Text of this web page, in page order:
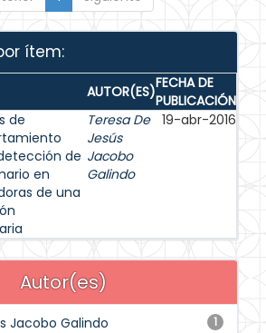
ítem:
AUTOR(ES)FECHA DE
PUBLICACIÓN
de
de
en
de una
Teresa De
Jesús
Jacobo
Galindo
19-abr-2016
Autor(es)
1
Jacobo Galindo